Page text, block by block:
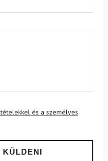
és a személyes